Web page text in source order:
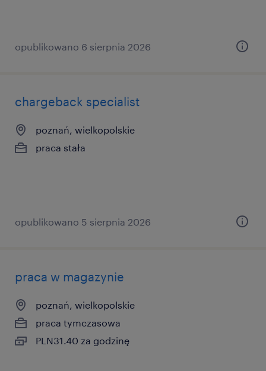
opublikowano 6 sierpnia 2026
chargeback specialist
poznań, wielkopolskie
praca stała
opublikowano 5 sierpnia 2026
praca w magazynie
poznań, wielkopolskie
praca tymczasowa
PLN31.40 za godzinę